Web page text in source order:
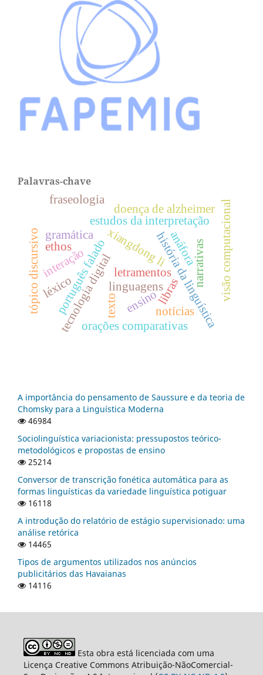
Palavras-chave
linguagens
letramentos
ensino
tecnologia digital
gramática história da linguística
português faladotexto
xiangdong li
estudos da interpretação
doença de alzheimer
narrativas
interação
tópico discursivo anáfora
orações comparativas
ethos
fraseologia
léxico libras visão computacional
notícias
A importância do pensamento de Saussure e da teoria de
Chomsky para a Linguística Moderna
46984
Sociolinguística variacionista: pressupostos teórico-
metodológicos e propostas de ensino
25214
Conversor de transcrição fonética automática para as
formas linguísticas da variedade linguística potiguar
16118
A introdução do relatório de estágio supervisionado: uma
análise retórica
14465
Tipos de argumentos utilizados nos anúncios
publicitários das Havaianas
14116
Esta obra está licenciada com uma
Licença Creative Commons Atribuição-NãoComercial-